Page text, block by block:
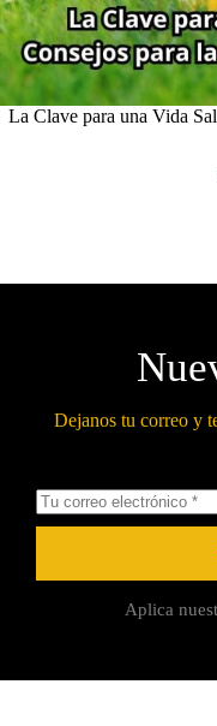
La Clave para una Vida
Dejanos tu correo y
Aplica